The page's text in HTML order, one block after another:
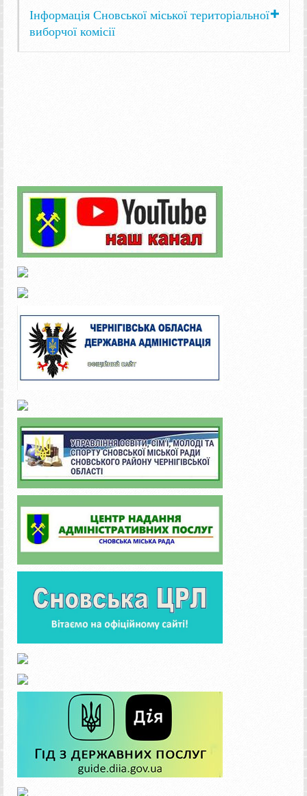
Інформація Сновської міської територіальної
виборчої комісії